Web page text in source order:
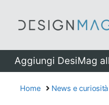
Aggiungi DesiMag
Home News e curiosità